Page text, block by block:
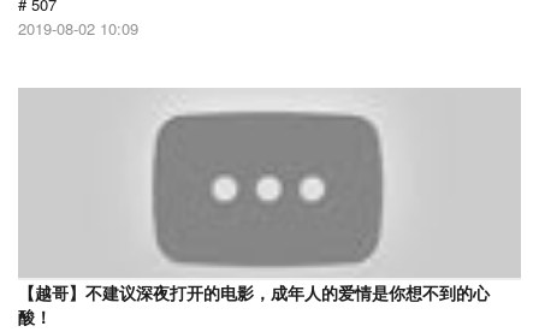
2019-08-02 10:09
【越哥】不建议深夜打开的电影，成年人的爱情是你想不到的心
酸！